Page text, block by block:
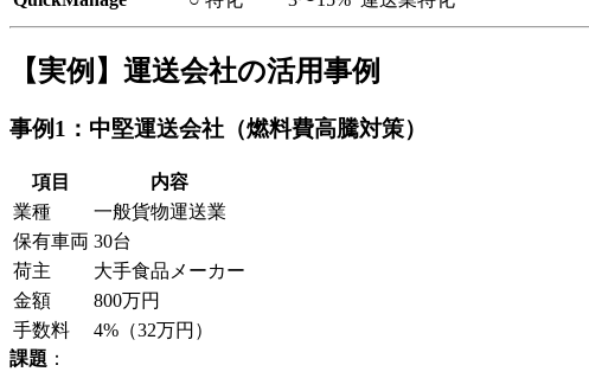
【実例】運送会社の活用事例
事例1：中堅運送会社（燃料費高騰対策）
項目
内容
業種
一般貨物運送業
保有車両 30台
荷主
大手食品メーカー
金額
800万円
手数料
4%（32万円）
課題 ：